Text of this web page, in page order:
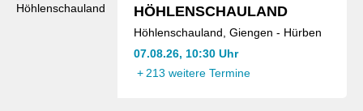
HÖHLENSCHAULAND
Höhlenschauland, Giengen - Hürben
07.08.26, 10:30 Uhr
+ 213 weitere Termine